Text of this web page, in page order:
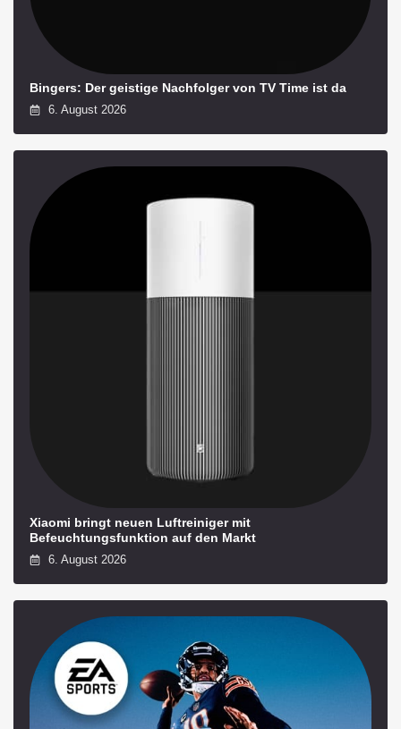
Bingers: Der geistige Nachfolger von TV Time ist da
6. August 2026
Xiaomi bringt neuen Luftreiniger mit
Befeuchtungsfunktion auf den Markt
6. August 2026